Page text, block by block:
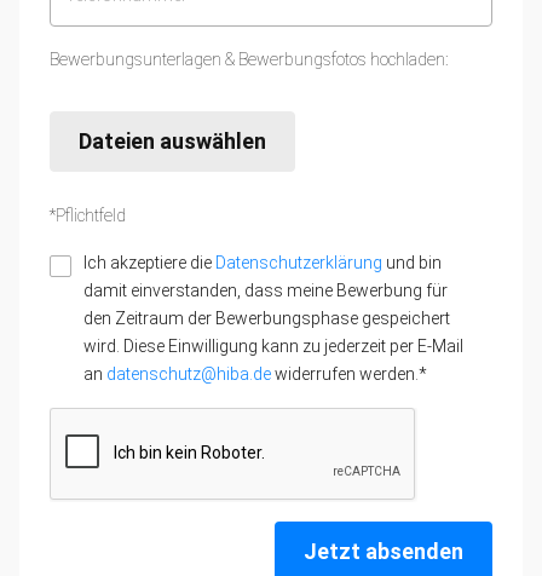
Bewerbungsunterlagen & Bewerbungsfotos hochladen:
Dateien auswählen
*Pflichtfeld
Ich akzeptiere die Datenschutzerklärung und bin
damit einverstanden, dass meine Bewerbung für
den Zeitraum der Bewerbungsphase gespeichert
wird. Diese Einwilligung kann zu jederzeit per E-Mail
an datenschutz@hiba.dewiderrufen werden.*
Jetzt absenden